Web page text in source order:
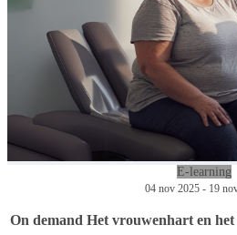
E-learning
04 nov 2025 - 19
On demand Het vrouwenhart en